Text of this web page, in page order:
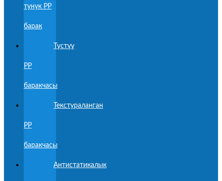
тунук PP
барак
Түстүү
PP
баракчасы
Текстураланган
PP
баракчасы
Антистатикалык